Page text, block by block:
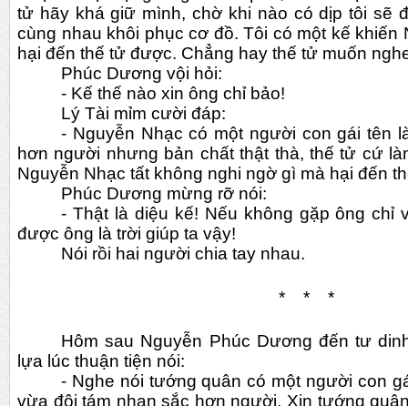
tử hãy khá giữ mình, chờ khi nào có dịp tôi sẽ
cùng nhau khôi phục cơ đồ. Tôi có một kế khiến
hại đến thế tử được. Chẳng hay thế tử muốn
Phúc Dương vội hỏi:
- Kế thế nào xin ông chỉ bảo!
Lý Tài mỉm cười đáp:
- Nguyễn Nhạc có một người con gái tên
hơn người nhưng bản chất thật thà, thế tử cứ
Nguyễn Nhạc tất không nghi ngờ gì mà hại đến
Phúc Dương mừng rỡ nói:
- Thật là diệu kế! Nếu không gặp ông chỉ
được ông là trời giúp ta vậy!
Nói rồi hai người chia tay nhau.
*    *    *
Hôm sau Nguyễn Phúc Dương đến tư
lựa lúc thuận tiện nói:
- Nghe nói tướng quân có một người con
vừa đôi tám nhan sắc hơn người. Xin tướng